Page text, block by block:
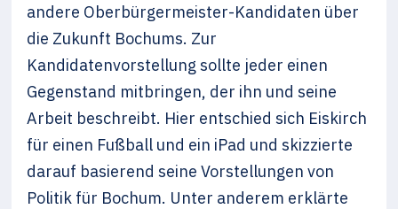
andere Oberbürgermeister-Kandidaten über
die Zukunft Bochums. Zur
Kandidatenvorstellung sollte jeder einen
Gegenstand mitbringen, der ihn und seine
Arbeit beschreibt. Hier entschied sich Eiskirch
für einen Fußball und ein iPad und skizzierte
darauf basierend seine Vorstellungen von
Politik für Bochum. Unter anderem erklärte